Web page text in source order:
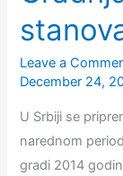
Leave a
December 24,
U Srbiji se
narednom
gradi 2014